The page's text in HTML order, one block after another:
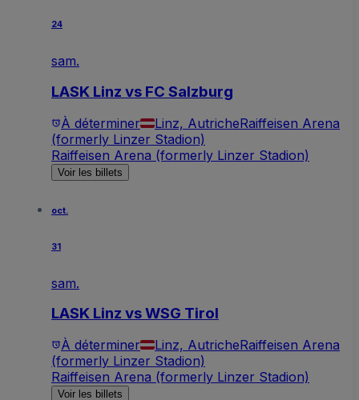
24
sam.
LASK Linz vs FC Salzburg
À déterminer Linz, AutricheRaiffeisen Arena
(formerly Linzer Stadion)
Raiffeisen Arena (formerly Linzer Stadion)
Voir les billets
oct.
31
sam.
LASK Linz vs WSG Tirol
À déterminer Linz, AutricheRaiffeisen Arena
(formerly Linzer Stadion)
Raiffeisen Arena (formerly Linzer Stadion)
Voir les billets